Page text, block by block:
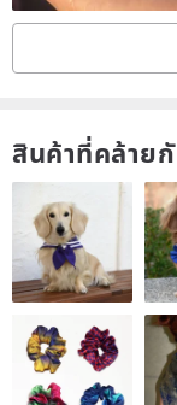
be slightly different
or cotton cracks,
same as the luster
Please keep the
sweat, rain, etc.
Keep the jewelry for
swimming or contact
Jewelry should be
other jewelry and
damage.
สินค้าที่คล้าย